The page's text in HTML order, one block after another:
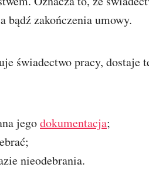
bądź zakończenia umowy.
świadectwo pracy, dostaje
jegodokumentacja;
nieodebrania.